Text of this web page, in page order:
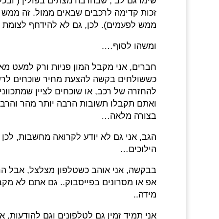
זכות קדימה לרכבים שבאים ממול. זה
ממש לפעמים). לכן, גם לא להידחף לצומת
ומשהו לסוף….
חברים, אני מקבל המון פניות ורק למעט
כששולחים בקשה להצעת מחיר שוכחים
להחזרה של רכב, או שוכחים לציין
ואתם תקבלו תשובות הרבה יותר מהר
בצורה מלאה…
הגב, אני גם לא יודע לקרואה מחשבות,
הילוכים…
בבקשה, אני אוהב כשטלפון מצלצל, אבל
אפ או מסרונים בפייסבוק.. גם אתם לא
מידה..
אני תמיד זמין גם לטלפונים וגם